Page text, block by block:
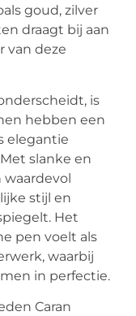
goud, zilver
draagt bij aan
van deze
is
hebben een
elegantie
slanke en
stijl en
Het
pen voelt als
waarbij
in perfectie.
Caran